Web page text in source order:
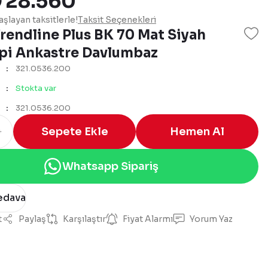
Plus BK 70 Mat Siyah
Ankastre Davlumbaz
taksitlerle!Taksit Seçenekleri
321.0536.200
Stokta var
321.0536.200
Sepete Ekle Hemen Al
Whatsapp Sipariş
Paylaş Karşılaştır Fiyat Alarmı Yorum Yaz